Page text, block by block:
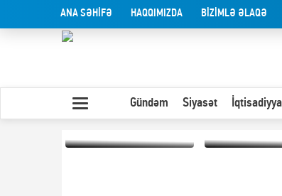
ANA SƏHİFƏ HAQQIMIZDA BİZİMLƏ ƏLAQƏ
Gündəm Siyasət